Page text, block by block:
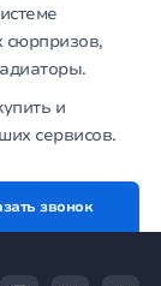
и
сервисов.
звонок